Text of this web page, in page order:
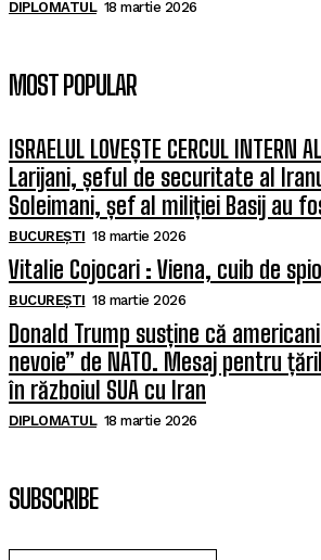
DIPLOMATUL 18 martie 2026
MOST POPULAR
ISRAELUL LOVEȘTE CERCUL INTERN
Larijani, șeful de securitate al
Soleimani, șef al miliției Basij au
BUCUREȘTI 18 martie 2026
Vitalie Cojocari : Viena, cuib de
BUCUREȘTI 18 martie 2026
Donald Trump susține că
nevoie” de NATO. Mesaj pentru
în războiul SUA cu Iran
DIPLOMATUL 18 martie 2026
SUBSCRIBE